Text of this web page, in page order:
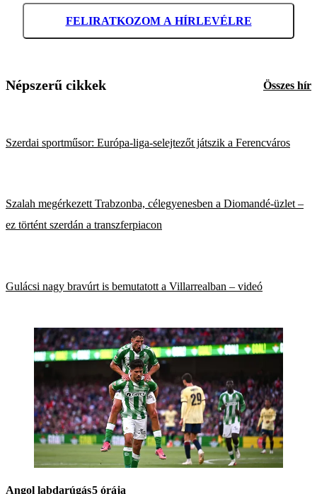
FELIRATKOZOM A HÍRLEVÉLRE
Népszerű cikkek Összes hír
Szerdai sportműsor: Európa-liga-selejtezőt játszik a Ferencváros
Szalah megérkezett Trabzonba, célegyenesben a Diomandé-üzlet –
ez történt szerdán a transzferpiacon
Gulácsi nagy bravúrt is bemutatott a Villarrealban – videó
Angol labdarúgás5 órája